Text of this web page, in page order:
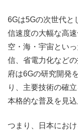
6Gは5Gの次世代と
信速度の大幅な高
空・海・宇宙とい
信、省電力化など
府は6Gの研究開発
り、主要技術の確
本格的な普及を見込
つまり、日本にお